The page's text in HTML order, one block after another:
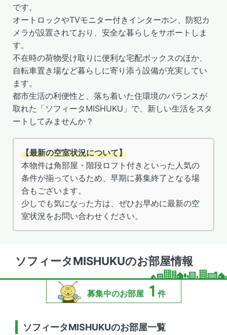
です。
オートロックやTVモニター付きインターホン、防犯カ
メラが設置されており、安全な暮らしをサポートしま
す。
不在時の荷物受け取りに便利な宅配ボックスのほか、
自転車置き場など暮らしに寄り添う設備が充実してい
ます。
都市生活の利便性と、落ち着いた住環境のバランスが
取れた「ソフィータMISHUKU」で、新しい生活をスタ
ートしてみませんか？
【最新の空室状況について】
本物件は角部屋・階段ロフト付きといった人気の
条件が揃っているため、早期に募集終了となる場
合もございます。
少しでも気になった方は、ぜひお早めに最新の空
室状況をお問い合わせください。
ソフィータMISHUKUのお部屋情報
募集中のお部屋 1 件
ソフィータMISHUKUのお部屋一覧